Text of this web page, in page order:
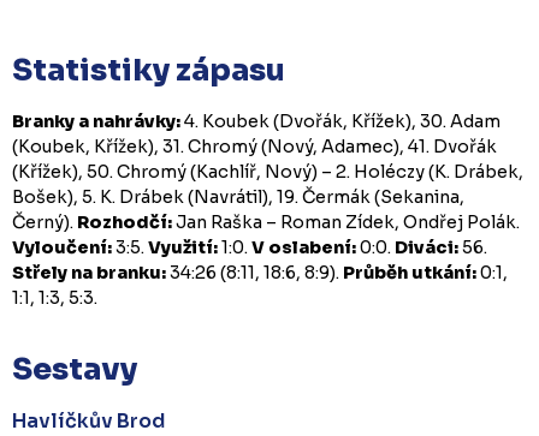
Statistiky zápasu
Branky a nahrávky:4. Koubek (Dvořák, Křížek), 30. Adam
(Koubek, Křížek), 31. Chromý (Nový, Adamec), 41. Dvořák
(Křížek), 50. Chromý (Kachlíř, Nový) – 2. Holéczy (K. Drábek,
Bošek), 5. K. Drábek (Navrátil), 19. Čermák (Sekanina,
Černý). Rozhodčí:Jan Raška – Roman Zídek, Ondřej Polák.
Vyloučení:3:5.Využití:1:0.V oslabení:0:0. Diváci:56.
Střely na branku:34:26 (8:11, 18:6, 8:9). Průběh utkání:0:1,
1:1, 1:3, 5:3.
Sestavy
Havlíčkův Brod